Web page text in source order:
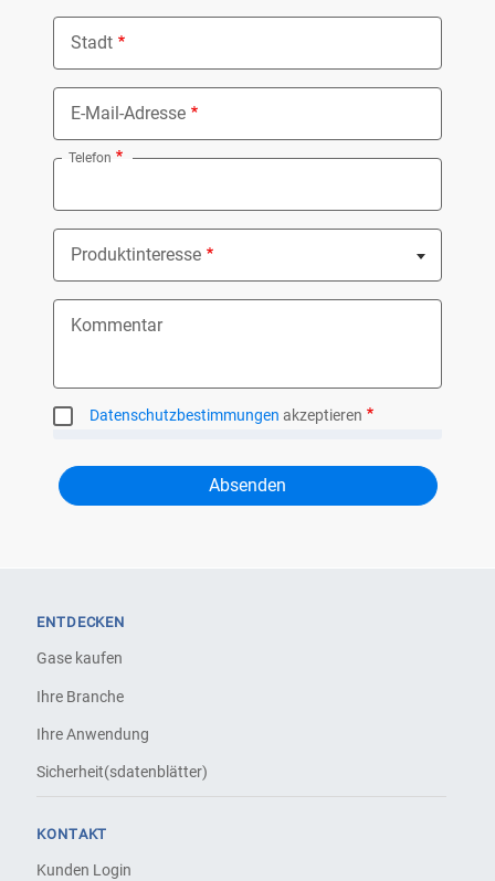
Stadt
E-Mail-Adresse
Telefon
Produktinteresse
Nothing selected
Kommentar
Datenschutzbestimmungen akzeptieren
ENTDECKEN
Gase kaufen
Ihre Branche
Ihre Anwendung
Sicherheit(sdatenblätter)
KONTAKT
Kunden Login